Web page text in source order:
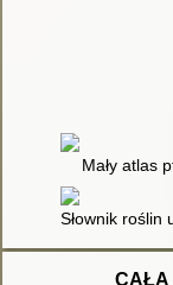
Mały atlas
Słownik roślin
CAŁA